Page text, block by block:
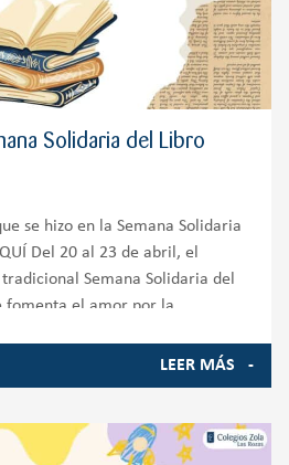
Solidaria del Libro
se hizo en la Semana Solidaria
Del 20 al 23 de abril, el
Semana Solidaria del
fomenta el amor por la
LEER MÁS